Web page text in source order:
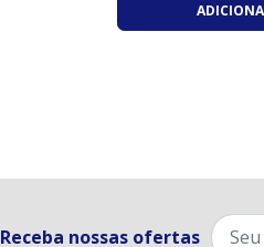
Receba nossas ofertas